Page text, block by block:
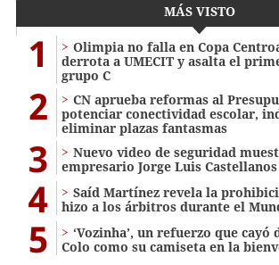
MÁS VISTO
1
Olimpia no falla en Copa
derrota a UMECIT y asalta el
grupo C
2
CN aprueba reformas al
potenciar conectividad escolar,
eliminar plazas fantasmas
3
Nuevo video de seguridad
empresario Jorge Luis
4
Saíd Martínez revela la
hizo a los árbitros durante el
5
‘Vozinha’, un refuerzo que cayó
Colo como su camiseta en la